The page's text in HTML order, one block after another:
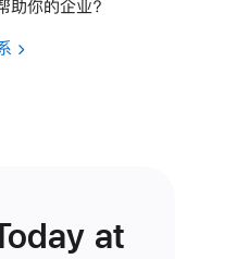
助你的企业？
at